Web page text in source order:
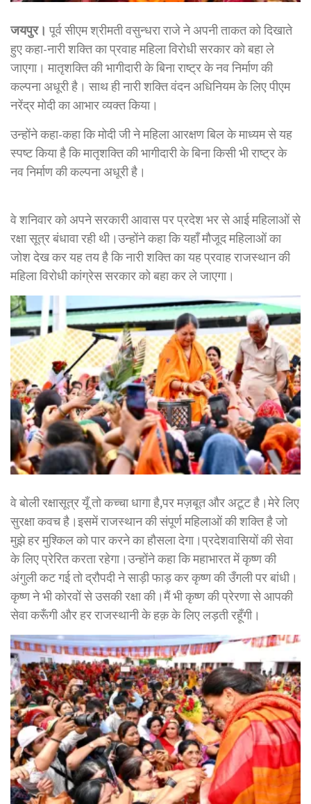
जयपुर। पूर्व सीएम श्रीमती वसुन्धरा राजे ने अपनी ताकत को दिखाते
हुए कहा-नारी शक्ति का प्रवाह महिला विरोधी सरकार को बहा ले
जाएगा। मातृशक्ति की भागीदारी के बिना राष्ट्र के नव निर्माण की
कल्पना अधूरी है। साथ ही नारी शक्ति वंदन अधिनियम के लिए पीएम
नरेंद्र मोदी का आभार व्यक्त किया।
उन्होंने कहा-कहा कि मोदी जी ने महिला आरक्षण बिल के माध्यम से यह
स्पष्ट किया है कि मातृशक्ति की भागीदारी के बिना किसी भी राष्ट्र के
नव निर्माण की कल्पना अधूरी है।
वे शनिवार को अपने सरकारी आवास पर प्रदेश भर से आई महिलाओं से
रक्षा सूत्र बंधावा रही थी।उन्होंने कहा कि यहाँ मौजूद महिलाओं का
जोश देख कर यह तय है कि नारी शक्ति का यह प्रवाह राजस्थान की
महिला विरोधी कांग्रेस सरकार को बहा कर ले जाएगा।
वे बोली रक्षासूत्र यूँ तो कच्चा धागा है,पर मज़बूत और अटूट है।मेरे लिए
सुरक्षा कवच है।इसमें राजस्थान की संपूर्ण महिलाओं की शक्ति है जो
मुझे हर मुश्किल को पार करने का हौसला देगा।प्रदेशवासियों की सेवा
के लिए प्रेरित करता रहेगा।उन्होंने कहा कि महाभारत में कृष्ण की
अंगुली कट गई तो द्रौपदी ने साड़ी फाड़ कर कृष्ण की उँगली पर बांधी।
कृष्ण ने भी कोरवों से उसकी रक्षा की।मैं भी कृष्ण की प्रेरणा से आपकी
सेवा करूँगी और हर राजस्थानी के हक़ के लिए लड़ती रहूँगी।